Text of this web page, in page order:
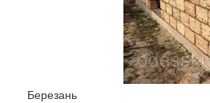
Березань